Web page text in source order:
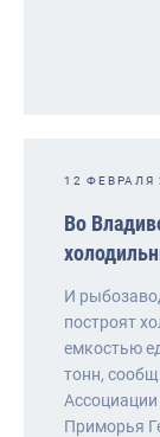
12 ФЕВРАЛЯ
Во
И
построят
емкостью
тонн,
Приморья